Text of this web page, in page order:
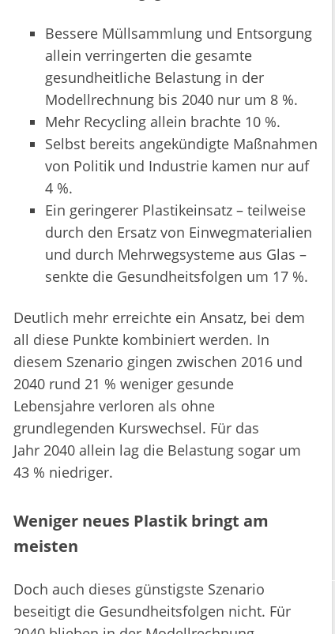
Bessere Müllsammlung und Entsorgung
allein verringerten die gesamte
gesundheitliche Belastung in der
Modellrechnung bis 2040 nur um 8 %.
Mehr Recycling allein brachte 10 %.
Selbst bereits angekündigte Maßnahmen
von Politik und Industrie kamen nur auf
4 %.
Ein geringerer Plastikeinsatz – teilweise
durch den Ersatz von Einwegmaterialien
und durch Mehrwegsysteme aus Glas –
senkte die Gesundheitsfolgen um 17 %.
Deutlich mehr erreichte ein Ansatz, bei dem
all diese Punkte kombiniert werden. In
diesem Szenario gingen zwischen 2016 und
2040 rund 21 % weniger gesunde
Lebensjahre verloren als ohne
grundlegenden Kurswechsel. Für das
Jahr 2040 allein lag die Belastung sogar um
43 % niedriger.
Weniger neues Plastik bringt am
meisten
Doch auch dieses günstigste Szenario
beseitigt die Gesundheitsfolgen nicht. Für